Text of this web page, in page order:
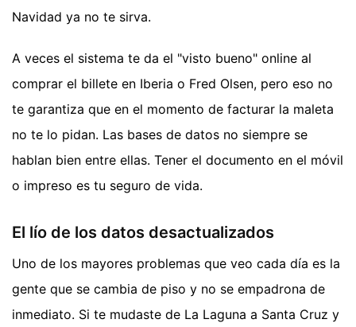
Navidad ya no te sirva.
A veces el sistema te da el "visto bueno" online al
comprar el billete en Iberia o Fred Olsen, pero eso no
te garantiza que en el momento de facturar la maleta
no te lo pidan. Las bases de datos no siempre se
hablan bien entre ellas. Tener el documento en el móvil
o impreso es tu seguro de vida.
El lío de los datos desactualizados
Uno de los mayores problemas que veo cada día es la
gente que se cambia de piso y no se empadrona de
inmediato. Si te mudaste de La Laguna a Santa Cruz y